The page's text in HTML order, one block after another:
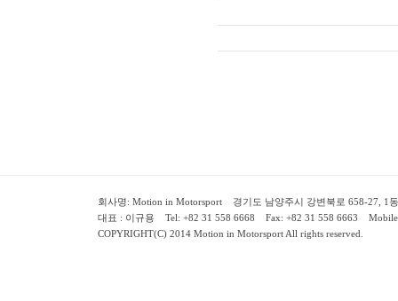
회사명: Motion in Motorsport 경기도 남양주시 강변북로 658-27, 1동
대표 : 이규용 Tel: +82 31 558 6668 Fax: +82 31 558 6663
COPYRIGHT(C) 2014 Motion in Motorsport All rights reserved.